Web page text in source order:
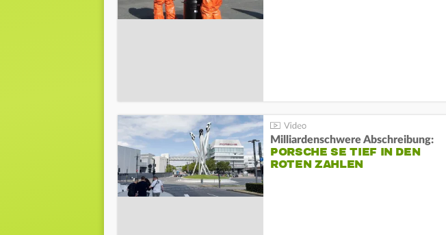
Milliardenschwere Abschreibung:
PORSCHE SE TIEF IN DEN
ROTEN ZAHLEN